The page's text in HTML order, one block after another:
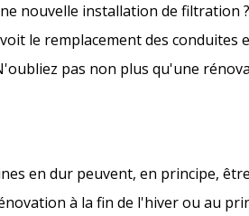
nouvelle installation de filtration
le remplacement des conduites
pas non plus qu'une
en dur peuvent, en principe,
à la fin de l'hiver ou au